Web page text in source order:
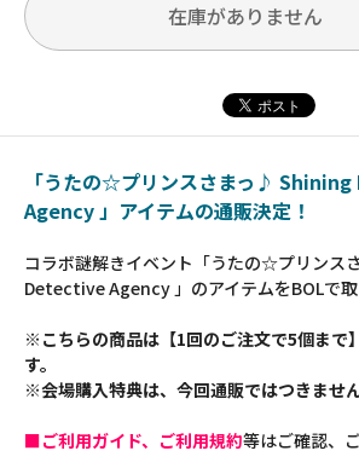
在庫がありません
「うたの☆プリンスさまっ♪
Agency 」アイテムの通販決定！
コラボ謎解きイベント「うたの☆プリン
Detective Agency 」のアイテムをBOLで取
※こちらの商品は【1回のご注文で5個まで
す。
※会場購入特典は、今回通販ではつきません
■ご利用ガイド、ご利用規約等はご確認、